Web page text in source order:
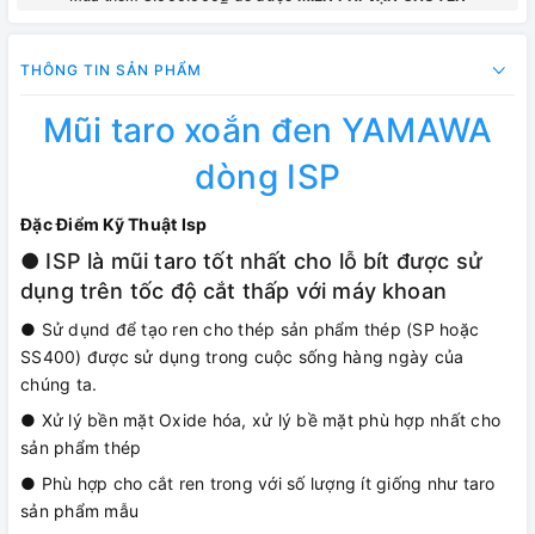
THÔNG TIN SẢN PHẨM
Mũi taro xoắn đen YAMAWA
dòng ISP
Đặc Điểm Kỹ Thuật Isp
● ISP là mũi taro tốt nhất cho lỗ bít được sử
dụng trên tốc độ cắt thấp với máy khoan
● Sử dụnd để tạo ren cho thép sản phẩm thép (SP hoặc
SS400) được sử dụng trong cuộc sống hàng ngày của
chúng ta.
● Xử lý bền mặt Oxide hóa, xử lý bề mặt phù hợp nhất cho
sản phẩm thép
● Phù hợp cho cắt ren trong với số lượng ít giống như taro
sản phẩm mẫu